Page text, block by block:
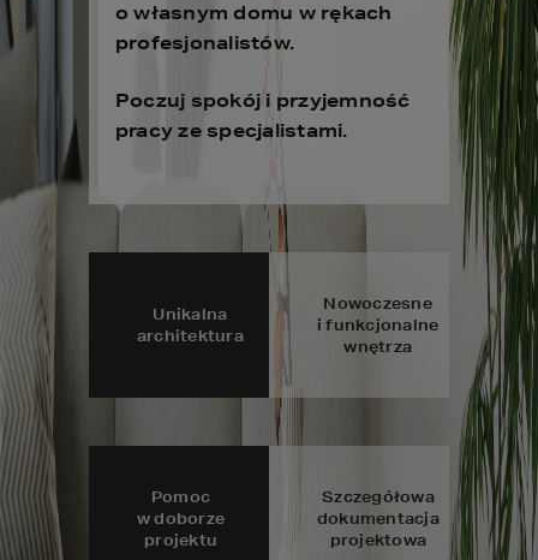
o własnym domu w rękach
profesjonalistów.
Poczuj spokój i przyjemność
pracy ze specjalistami.
Unikalna
architektura
Nowoczesne
i funkcjonalne
wnętrza
Pomoc
w doborze
projektu
Szczegółowa
dokumentacja
projektowa